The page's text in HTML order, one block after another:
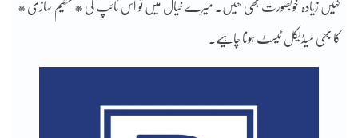
کہیں زیادہ خوبصورت بھی ھیں۔ میرے خیال میں تو اس ٹائپ کی * تنظیم سازی *
کا بھی میڈیکل ٹیسٹ ہونا چاہیے۔